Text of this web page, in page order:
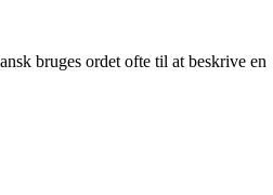
bruges ordet ofte til at beskrive en